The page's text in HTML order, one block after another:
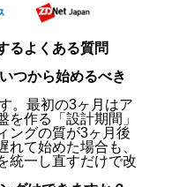
るよくある質問
つから始めるべき
。最初の3ヶ月はア
を作る「設計期間」
ングの質が3ヶ月後
れて始めた場合も、
統一し直すだけで改